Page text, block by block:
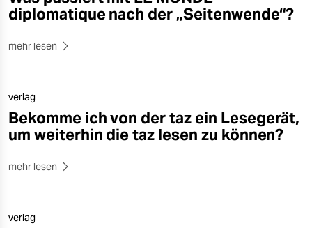
diplomatique nach der „Seitenwende“?
mehr lesen
verlag
Bekomme ich von der taz ein Lesegerät,
um weiterhin die taz lesen zu können?
mehr lesen
verlag